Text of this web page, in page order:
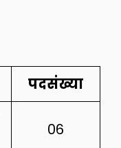
पदसंख्या
06